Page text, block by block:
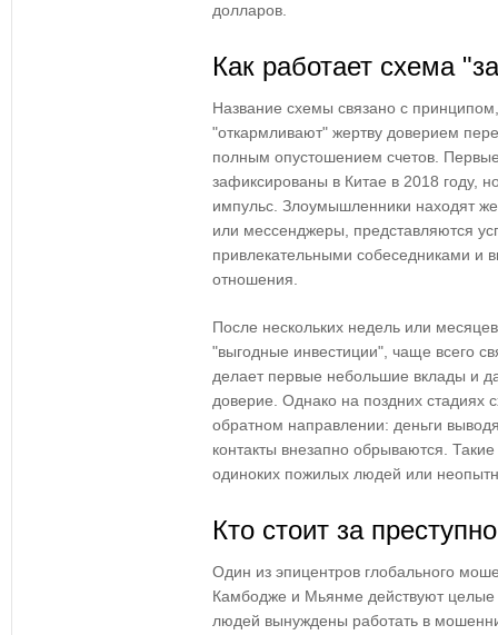
долларов.
Как работает схема
Название схемы связано с
"откармливают" жертву доверием
полным опустошением счетов.
зафиксированы в Китае в 2018 году,
импульс. Злоумышленники находят
или мессенджеры, представляются
привлекательными собеседниками и
отношения.
После нескольких недель или
"выгодные инвестиции", чаще всего
делает первые небольшие вклады и
доверие. Однако на поздних стадиях
обратном направлении: деньги
контакты внезапно обрываются.
одиноких пожилых людей или
Кто стоит за
Один из эпицентров глобального
Камбодже и Мьянме действуют
людей вынуждены работать в